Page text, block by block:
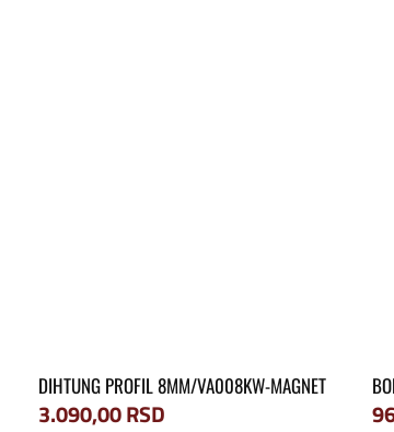
DIHTUNG PROFIL 8MM/VA008KW-MAGNET
3.090,00RSD